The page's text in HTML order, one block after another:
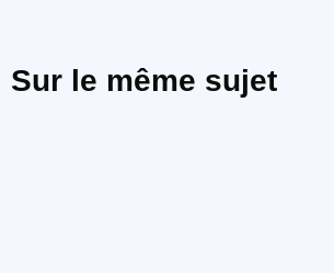
Sur le même sujet